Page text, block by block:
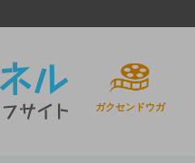
ガクセンドウガ